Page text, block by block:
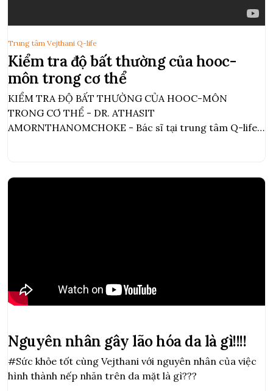
Kiểm tra độ bất thường của hooc-
môn trong cơ thể
KIỂM TRA ĐỘ BẤT THƯỜNG CỦA HOOC-MÔN
TRONG CƠ THỂ - DR. ATHASIT
AMORNTHANOMCHOKE - Bác sĩ tại trung tâm Q-life
Trung tâm Vejthani Q-life
Nguyên nhân gây lão hóa da là gì!!!!
#Sức khỏe tốt cùng Vejthani với nguyên nhân của việc
hình thành nếp nhăn trên da mặt là gì???